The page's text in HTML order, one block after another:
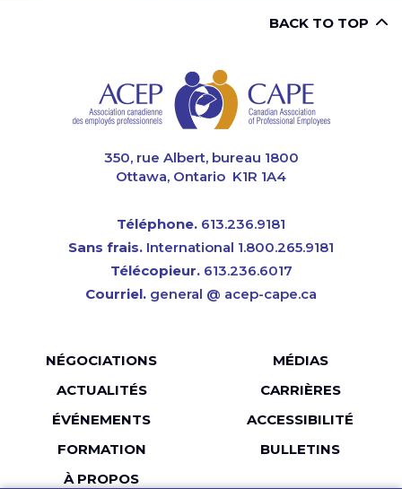
BACK TO TOP
350, rue Albert, bureau 1800
Ottawa, Ontario K1R 1A4
Téléphone. 613.236.9181
Sans frais. International 1.800.265.9181
Télécopieur. 613.236.6017
Courriel. general @ acep-cape.ca
Menu
Pied
page
NÉGOCIATIONS
ACTUALITÉS
ÉVÉNEMENTS
FORMATION
À PROPOS
MÉDIAS
CARRIÈRES
ACCESSIBILITÉ
BULLETINS